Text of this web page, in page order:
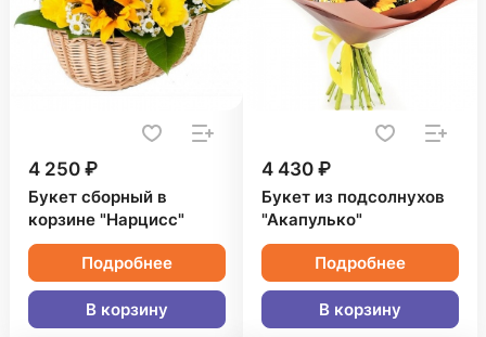
4 250 ₽
Букет сборный в
корзине "Нарцисс"
Подробнее
В корзину
4 430 ₽
Букет из подсолнухов
"Акапулько"
Подробнее
В корзину